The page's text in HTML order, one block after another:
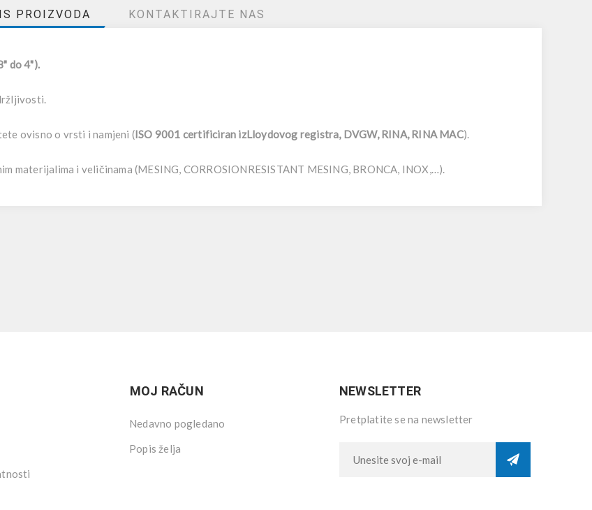
PROIZVODA KONTAKTIRAJTE NAS
do 4").
ovisno o vrsti i namjeni (ISO 9001 certificiran izLloydovog registra, DVGW, RINA, RINA MAC).
materijalima i veličinama (MESING, CORROSIONRESISTANT MESING, BRONCA, INOX,…).
MOJ RAČUN
Nedavno pogledano
Popis želja
NEWSLETTER
Pretplatite se na newsletter